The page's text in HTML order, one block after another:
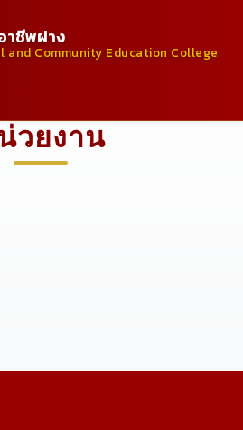
าชีพฝาง
and Community Education College
วยงาน